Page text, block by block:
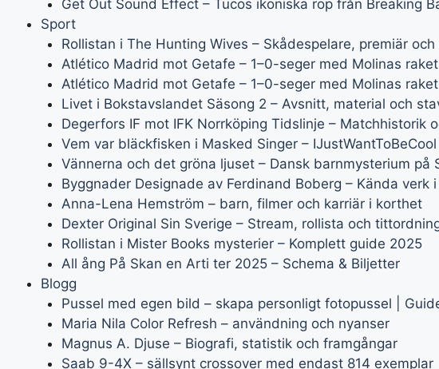
Get Out Sound Effect – Tucos ikoniska rop från Breaking
Sport
Rollistan i The Hunting Wives – Skådespelare, premiär
Atlético Madrid mot Getafe – 1–0-seger med Molinas
Atlético Madrid mot Getafe – 1–0-seger med Molinas raket
Livet i Bokstavslandet Säsong 2 – Avsnitt, material och
Degerfors IF mot IFK Norrköping Tidslinje – Matchhistorik
Vem var bläckfisken i Masked Singer –
Vännerna och det gröna ljuset – Dansk barnmysterium på
Byggnader Designade av Ferdinand Boberg – Kända verk
Anna-Lena Hemström – barn, filmer och karriär i korthet
Dexter Original Sin Sverige – Stream, rollista och
Rollistan i Mister Books mysterier – Komplett guide 2025
All ång På Skan en Arti ter 2025 – Schema & Biljetter
Blogg
Pussel med egen bild – skapa personligt fotopussel |
Maria Nila Color Refresh – användning och nyanser
Magnus A. Djuse – Biografi, statistik och framgångar
Saab 9-4X – sällsynt crossover med endast 814 exemplar